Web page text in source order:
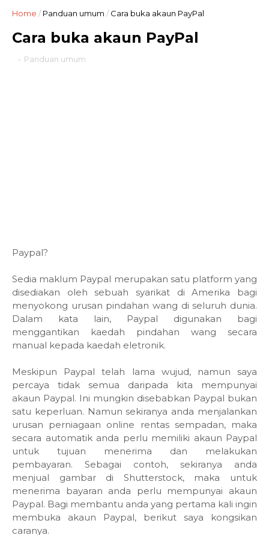
Home / Panduan umum / Cara buka akaun PayPal
Cara buka akaun PayPal
- Panduan umum
Paypal?
Sedia maklum Paypal merupakan satu platform yang
disediakan oleh sebuah syarikat di Amerika bagi
menyokong urusan pindahan wang di seluruh dunia.
Dalam kata lain, Paypal digunakan bagi
menggantikan kaedah pindahan wang secara
manual kepada kaedah eletronik.
Meskipun Paypal telah lama wujud, namun saya
percaya tidak semua daripada kita mempunyai
akaun Paypal. Ini mungkin disebabkan Paypal bukan
satu keperluan. Namun sekiranya anda menjalankan
urusan perniagaan online rentas sempadan, maka
secara automatik anda perlu memiliki akaun Paypal
untuk tujuan menerima dan melakukan
pembayaran. Sebagai contoh, sekiranya anda
menjual gambar di Shutterstock, maka untuk
menerima bayaran anda perlu mempunyai akaun
Paypal. Bagi membantu anda yang pertama kali ingin
membuka akaun Paypal, berikut saya kongsikan
caranya.